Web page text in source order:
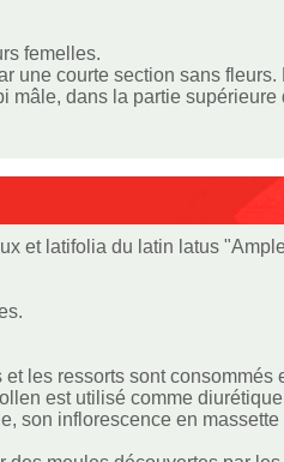
femelles.
une courte section sans
mâle, dans la partie
et latifolia du latin latus
les ressorts sont consommés
est utilisé comme
son inflorescence en